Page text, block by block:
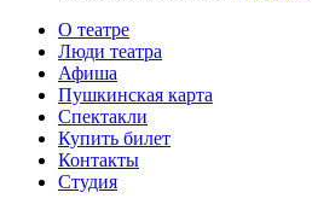
О театре
Люди театра
Афиша
Пушкинская карта
Спектакли
Купить билет
Контакты
Студия